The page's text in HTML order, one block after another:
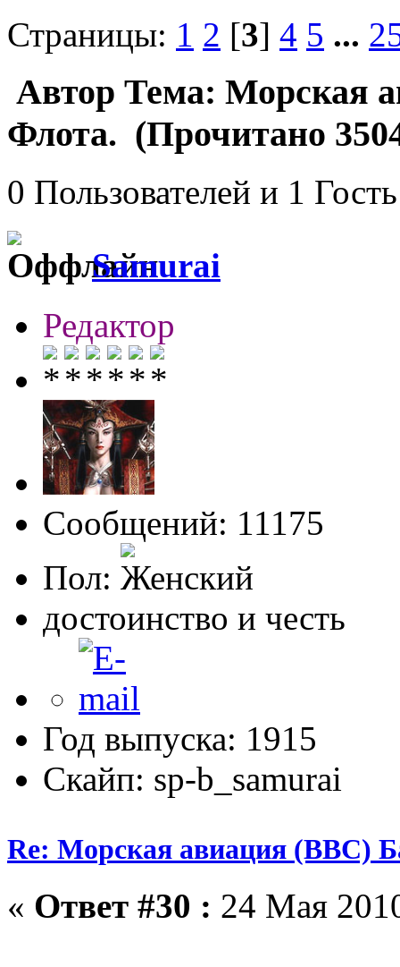
Страницы: 1 2 [3] 4 5 ...
Автор Тема: Морская
Флота. (Прочитано
0 Пользователей и 1
Samurai
Редактор
Сообщений: 11175
Пол:
достоинство и честь
Год выпуска: 1915
Скайп: sp-b_samurai
Re: Морская авиация (ВВС)
« Ответ #30 : 24 Мая